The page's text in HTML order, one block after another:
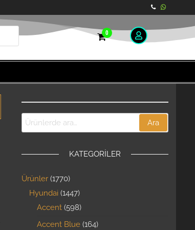
0
Ara
KATEGORILER
Ürünler 1770
Hyundai 1447
Accent 598
Accent Blue 164